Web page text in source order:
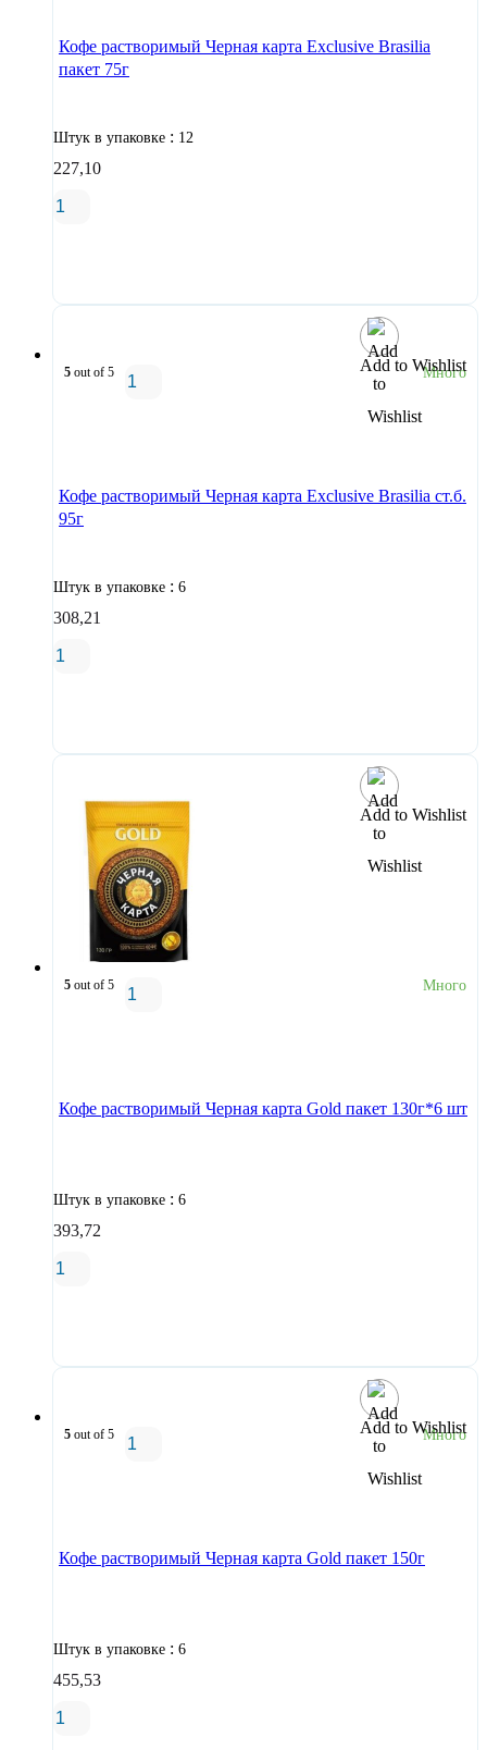
Кофе растворимый Черная карта Exclusive Brasilia
пакет 75г
Штук в упаковке : 12
227,10
Add to Wishlist
5 out of 5 Много
Кофе растворимый Черная карта Exclusive Brasilia ст.б.
95г
Штук в упаковке : 6
308,21
Add to Wishlist
5 out of 5 Много
Кофе растворимый Черная карта Gold пакет 130г*6 шт
Штук в упаковке : 6
393,72
Add to Wishlist
5 out of 5 Много
Кофе растворимый Черная карта Gold пакет 150г
Штук в упаковке : 6
455,53